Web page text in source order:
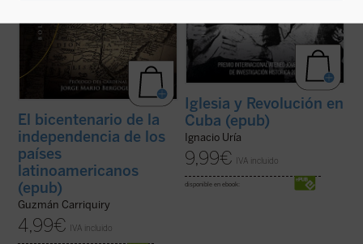
El bicentenario de la
independencia de los
países
latinoamericanos
(epub)
Guzmán Carriquiry
4,99€ IVA incluido
Iglesia y Revolución en
Cuba (epub)
Ignacio Uría
9,99€ IVA incluido
disponible en ebook: